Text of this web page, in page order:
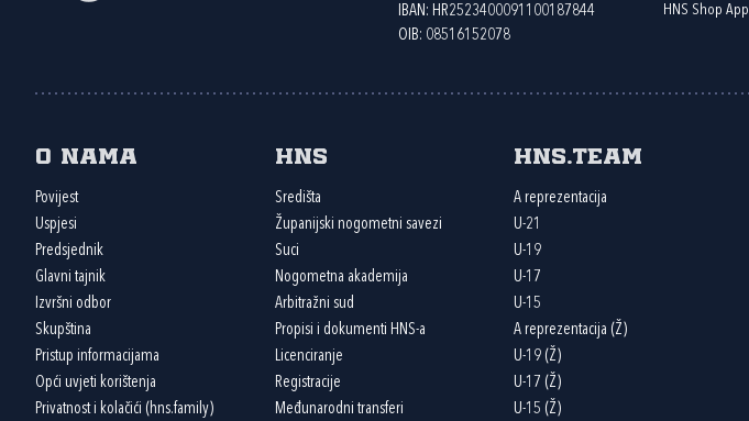
IBAN: HR2523400091100187844
OIB: 08516152078
HNS Shop App
O nama
Povijest
Uspjesi
Predsjednik
Glavni tajnik
Izvršni odbor
Skupština
Pristup informacijama
Opći uvjeti korištenja
Privatnost i kolačići (hns.family)
HNS
Središta
Županijski nogometni savezi
Suci
Nogometna akademija
Arbitražni sud
Propisi i dokumenti HNS-a
Licenciranje
Registracije
Međunarodni transferi
HNS.team
A reprezentacija
U-21
U-19
U-17
U-15
A reprezentacija (Ž)
U-19 (Ž)
U-17 (Ž)
U-15 (Ž)